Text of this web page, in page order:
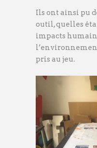
Ils ont ainsi pu
outil, quelles
impacts
pris au jeu.